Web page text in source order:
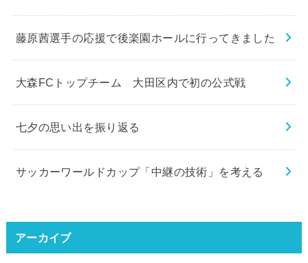
藤原茜選手の応援で後楽園ホールに行ってきました
大森FCトップチーム 大田区内で初の公式戦
七夕の思い出を振り返る
サッカーワールドカップ「中継の技術」を考える
アーカイブ